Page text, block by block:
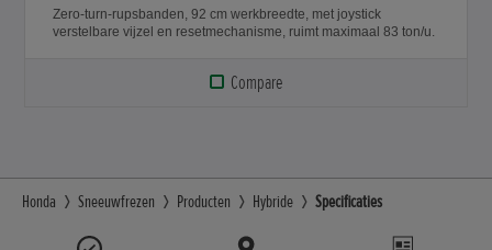
Zero-turn-rupsbanden, 92 cm werkbreedte, met joystick
verstelbare vijzel en resetmechanisme, ruimt maximaal 83 ton/u.
Compare
Honda Sneeuwfrezen Producten Hybride Specificaties